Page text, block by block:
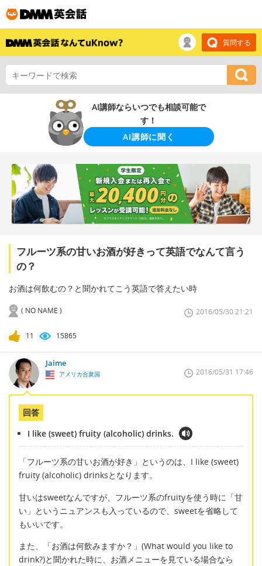
質問する
AI講師ならいつでも相談可能で
す！
AI講師に聞く
フルーツ系の甘いお酒が好きって英語でなんて言う
の？
お酒は何飲むの？と聞かれてこう英語で答えたい時
( NO NAME ) 2016/05/30 21:21
11 15865
Jaime
アメリカ合衆国 2016/05/31 17:46
回答
I like (sweet) fruity (alcoholic) drinks.
「フルーツ系の甘いお酒が好き」というのは、I like (sweet)
fruity (alcoholic) drinksとなります。
甘いはsweetなんですが、フルーツ系のfruityを使う時に「甘
い」というニュアンスも入っているので、sweetを省略して
もいいです。
また、「お酒は何飲みますか？」(What would you like to
drink?)と聞かれた時に、お酒メニューを見ている場合なら